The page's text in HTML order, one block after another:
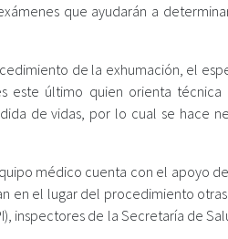
que ayudarán a
de la exhumación, el
este último quien orienta
de vidas, por lo cual se hace
médico cuenta con el apoyo
en el lugar del procedimiento
inspectores de la Secretaría de